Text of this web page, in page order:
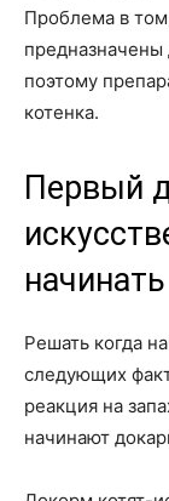
Проблема в
поэтому
котенка.
Первый
начинать
Решать когда
следующих
реакция на
начинают